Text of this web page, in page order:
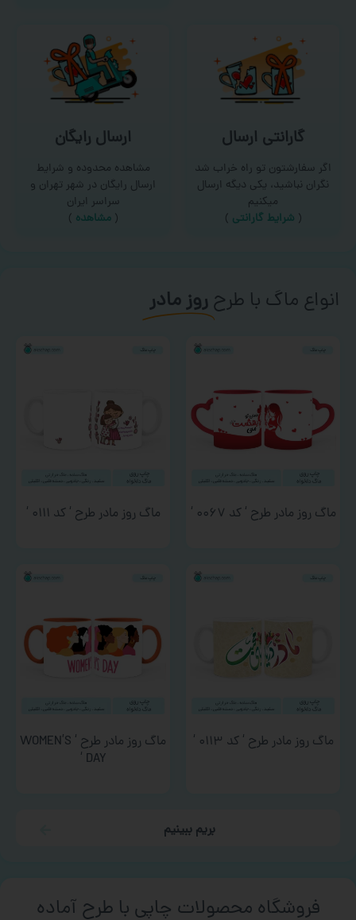
گارانتی ارسال
اگر سفارشتون تو راه خراب شد
نگران نباشید، یکی دیگه ارسال
میکنیم
( شرایط گارانتی )
ارسال رایگان
مشاهده محدوده و شرایط
ارسال رایگان در شهر تهران و
سراسر ایران
(مشاهده )
انواع ماگ با طرحروز مادر
ماگ روز مادر طرح ‘ کد ۰۰۶۷ ‘ ماگ روز مادر طرح ‘ کد ۰۱۱۱ ‘
ماگ روز مادر طرح ‘ کد ۰۱۱۳ ‘
ماگ روز مادر طرح ‘ WOMEN’S
DAY ‘
بریم ببینیم
فروشگاه محصولات چاپی با طرح آماده